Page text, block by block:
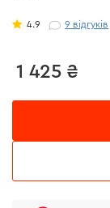
4.9 9 відгуків
1 425 ₴